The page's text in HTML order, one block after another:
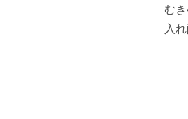
む
入